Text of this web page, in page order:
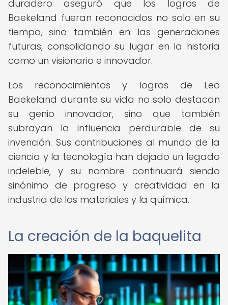
duradero aseguró que los logros de
Baekeland fueran reconocidos no solo en su
tiempo, sino también en las generaciones
futuras, consolidando su lugar en la historia
como un visionario e innovador.
Los reconocimientos y logros de Leo
Baekeland durante su vida no solo destacan
su genio innovador, sino que también
subrayan la influencia perdurable de su
invención. Sus contribuciones al mundo de la
ciencia y la tecnología han dejado un legado
indeleble, y su nombre continuará siendo
sinónimo de progreso y creatividad en la
industria de los materiales y la química.
La creación de la baquelita